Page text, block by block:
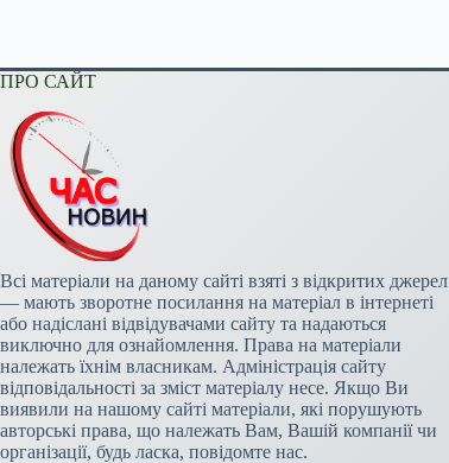
ПРО САЙТ
Всі матеріали на даному сайті взяті з відкритих джерел
— мають зворотне посилання на матеріал в інтернеті
або надіслані відвідувачами сайту та надаються
виключно для ознайомлення. Права на матеріали
належать їхнім власникам. Адміністрація сайту
відповідальності за зміст матеріалу несе. Якщо Ви
виявили на нашому сайті матеріали, які порушують
авторські права, що належать Вам, Вашій компанії чи
організації, будь ласка, повідомте нас.